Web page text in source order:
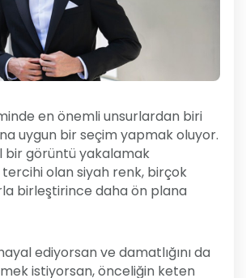
en önemli unsurlardan biri
uygun bir seçim yapmak oluyor.
bir görüntü yakalamak
olan siyah renk, birçok
birleştirince daha ön plana
ediyorsan ve damatlığını da
istiyorsan, önceliğin keten